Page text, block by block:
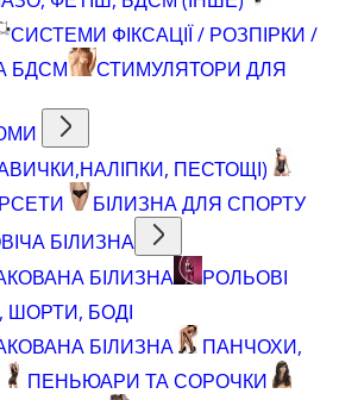
СИСТЕМИ ФІКСАЦІЇ / РОЗПІРКИ /
БДСМ
СТИМУЛЯТОРИ ДЛЯ
ПЕСТОЩІ)
БІЛИЗНА ДЛЯ СПОРТУ
БІЛИЗНА
БІЛИЗНА
РОЛЬОВІ
ШОРТИ, БОДІ
БІЛИЗНА
ПАНЧОХИ,
ПЕНЬЮАРИ ТА СОРОЧКИ